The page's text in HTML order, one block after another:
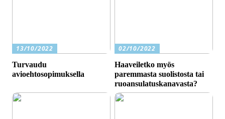
13/10/2022
Turvaudu
avioehtosopimuksella
02/10/2022
Haaveiletko myös
paremmasta suolistosta tai
ruoansulatuskanavasta?